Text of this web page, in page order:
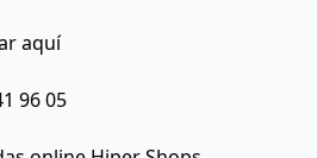
aquí
96 05